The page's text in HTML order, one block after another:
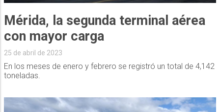
Mérida, la segunda terminal aérea
con mayor carga
25 de abril de 2023
En los meses de enero y febrero se registró un total de 4,142
toneladas.